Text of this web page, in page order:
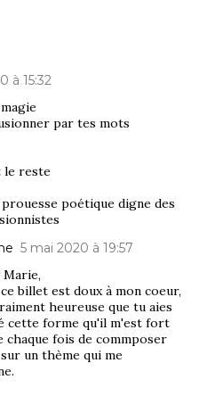
à 15:32
par tes mots
le reste
poétique digne des
5 mai 2020 à 19:57
billet est doux à mon coeur,
heureuse que tu aies
cette forme qu'il m'est fort
chaque fois de commposer
un thème qui me